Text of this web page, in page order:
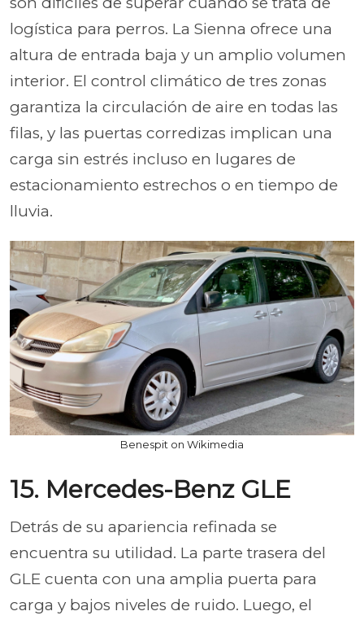
logística para perros. La Sienna ofrece una
altura de entrada baja y un amplio volumen
interior. El control climático de tres zonas
garantiza la circulación de aire en todas las
filas, y las puertas corredizas implican una
carga sin estrés incluso en lugares de
estacionamiento estrechos o en tiempo de
lluvia.
Benespit on Wikimedia
15. Mercedes-Benz GLE
Detrás de su apariencia refinada se
encuentra su utilidad. La parte trasera del
GLE cuenta con una amplia puerta para
carga y bajos niveles de ruido. Luego, el